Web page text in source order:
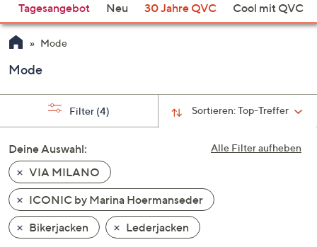
Vorschläge
verfügbar
sind,
verwenden
oben
und
nach
unten
oder
wischen
Tagesangebot Neu 30 Jahre QVC Cool mit QVC
Mode
Mode
Sortieren:Top-Treffer
Filter (4)
Alle Filter aufheben
Deine Auswahl:
VIA MILANO
ICONIC by Marina Hoermanseder
Bikerjacken
Lederjacken